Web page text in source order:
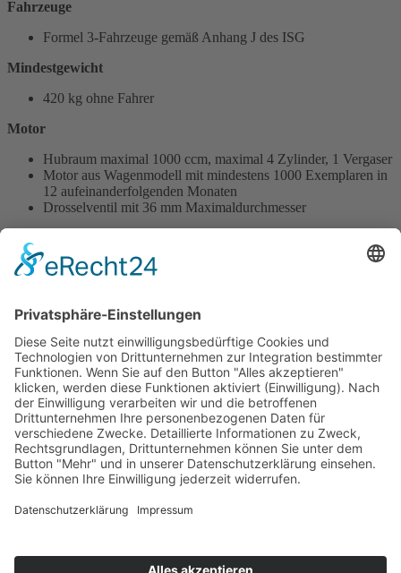
Fahrzeuge
Formel 3-Fahrzeuge gemäß Anhang J des ISG
Mindestgewicht
420 kg ohne Fahrer
Motor
Hubraum maximal 1000 ccm, maximal 4 Zylinder, 1 Vergaser
Motor aus Wagenmodell mit mindestens 1000 Exemplaren in
12 aufeinanderfolgenden Monaten
Drosselventil mit 36 mm Maximaldurchmesser
max. 2 Antriebsräder, max. 4 Vorwärtsgänge
2 Ausscheidungsläufe und 1 Endlauf: max. 100 km
1 Endlauf ohne Ausscheidungsläufe: zwischen 140 und 200
km
Punktezuteilung gemäß Platzierung und Anzahl der
Startplätze: 33 - 32 - 31 - 30 - 29 - 28 - usw.
Gewertet werden die besten 2 Fahrer pro Nationalmannschaft
Sieger ist die Nationalmannschaft mit den meisten Punkten
Impressum